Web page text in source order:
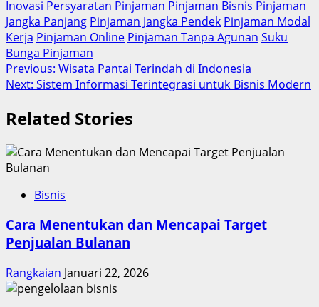
Inovasi Persyaratan Pinjaman Pinjaman Bisnis Pinjaman
Jangka Panjang Pinjaman Jangka Pendek Pinjaman Modal
Kerja Pinjaman Online Pinjaman Tanpa Agunan Suku
Bunga Pinjaman
Post
navigation
Previous: Wisata Pantai Terindah di Indonesia
Next: Sistem Informasi Terintegrasi untuk Bisnis Modern
Related Stories
Bisnis
Cara Menentukan dan Mencapai Target
Penjualan Bulanan
Rangkaian Januari 22, 2026